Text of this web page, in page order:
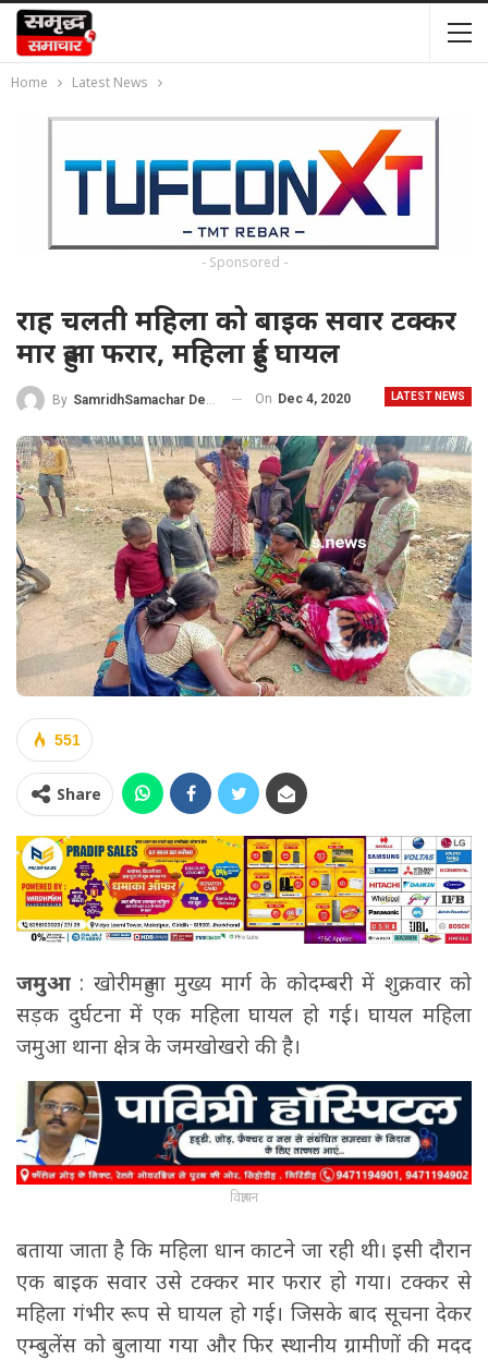
Home Latest News
- Sponsored -
राह चलती महिला को बाइक सवार टक्कर
मार हुआ फरार, महिला हुई घायल
LATEST NEWS
By SamridhSamachar Desk On Dec 4, 2020
551
Share
जमुआ : खोरीमहुआ मुख्य मार्ग के कोदम्बरी में शुक्रवार को
सड़क दुर्घटना में एक महिला घायल हो गई। घायल महिला
जमुआ थाना क्षेत्र के जमखोखरो की है।
विज्ञापन
बताया जाता है कि महिला धान काटने जा रही थी। इसी दौरान
एक बाइक सवार उसे टक्कर मार फरार हो गया। टक्कर से
महिला गंभीर रूप से घायल हो गई। जिसके बाद सूचना देकर
एम्बुलेंस को बुलाया गया और फिर स्थानीय ग्रामीणों की मदद